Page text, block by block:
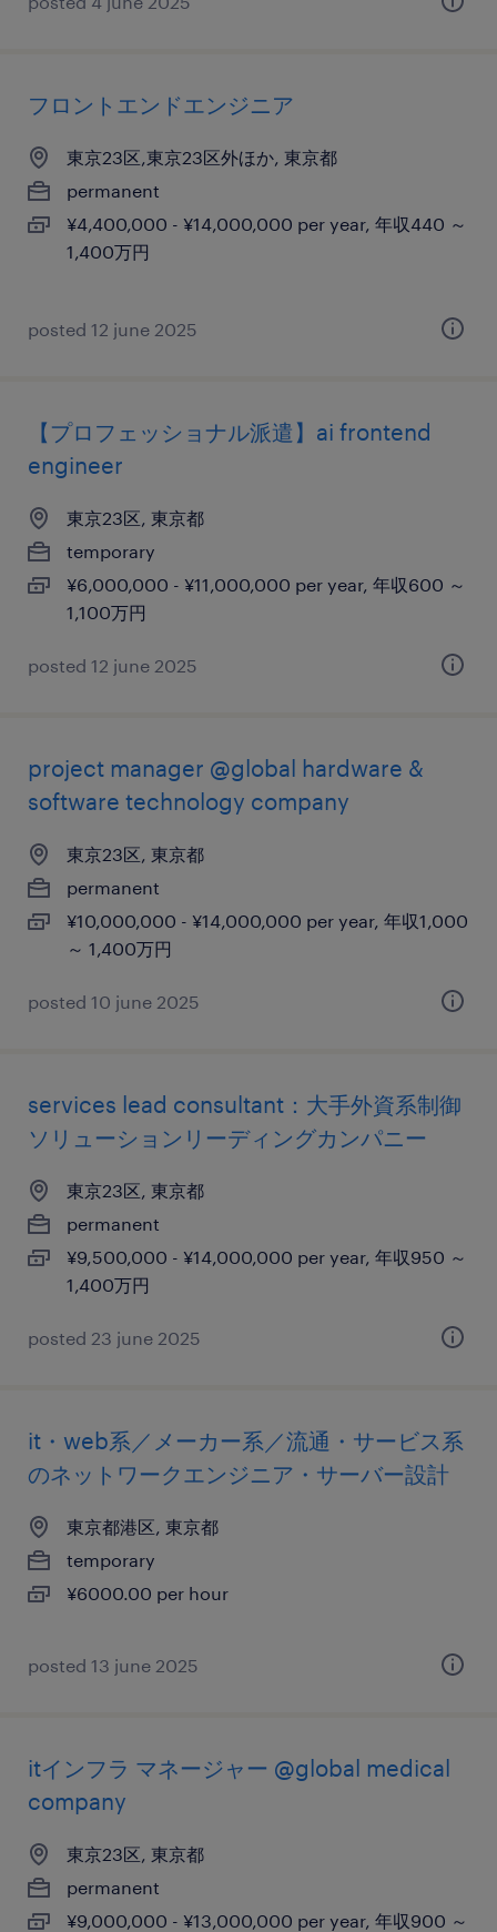
フロントエンドエンジニア
東京23区,東京23区外ほか, 東京都
permanent
¥4,400,000 - ¥14,000,000 per year, 年収440 ～
1,400万円
posted 12 june 2025
【プロフェッショナル派遣】ai frontend
engineer
東京23区, 東京都
temporary
¥6,000,000 - ¥11,000,000 per year, 年収600 ～
1,100万円
posted 12 june 2025
project manager @global hardware &
software technology company
東京23区, 東京都
permanent
¥10,000,000 - ¥14,000,000 per year, 年収1,000
～ 1,400万円
posted 10 june 2025
services lead consultant：大手外資系制御
ソリューションリーディングカンパニー
東京23区, 東京都
permanent
¥9,500,000 - ¥14,000,000 per year, 年収950 ～
1,400万円
posted 23 june 2025
it・web系／メーカー系／流通・サービス系
のネットワークエンジニア・サーバー設計
東京都港区, 東京都
temporary
¥6000.00 per hour
posted 13 june 2025
itインフラ マネージャー @global medical
company
東京23区, 東京都
permanent
¥9,000,000 - ¥13,000,000 per year, 年収900 ～